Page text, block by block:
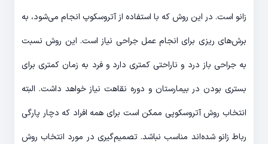
زانو است. در این روش که با استفاده از آتروسکوپ انجام می‌شود، به
برش‌های ریزی برای انجام عمل جراحی نیاز است. این روش نسبت
به جراحی باز درد و ناراحتی کمتری دارد و فرد به زمان کمتری برای
بستری بودن در بیمارستان و دوره نقاهت نیاز خواهد داشت. البته
انتخاب روش آتروسکوپی ممکن است برای همه افراد که دچار پارگی
رباط زانو شده‌اند مناسب نباشد. تصمیم‌گیری در مورد انتخاب روش